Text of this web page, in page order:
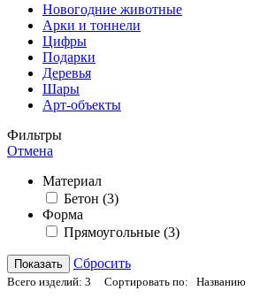
Новогодние животные
Арки и тоннели
Цифры
Подарки
Деревья
Шары
Арт-объекты
Фильтры
Отмена
Материал
Бетон (3)
Форма
Прямоугольные (3)
Показать Сбросить
Всего изделий: 3 Сортировать по: Названию